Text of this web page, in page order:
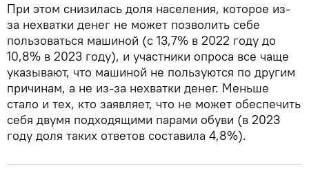
При этом снизилась доля населения, которое из-
за нехватки денег не может позволить себе
пользоваться машиной (с 13,7% в 2022 году до
10,8% в 2023 году), и участники опроса все чаще
указывают, что машиной не пользуются по другим
причинам, а не из-за нехватки денег. Меньше
стало и тех, кто заявляет, что не может обеспечить
себя двумя подходящими парами обуви (в 2023
году доля таких ответов составила 4,8%).